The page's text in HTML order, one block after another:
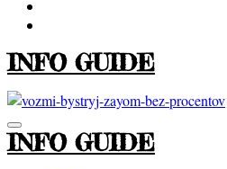
INFO GUIDE
INFO GUIDE